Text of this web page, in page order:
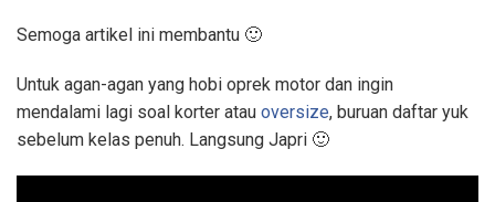
Semoga artikel ini membantu 🙂
Untuk agan-agan yang hobi oprek motor dan ingin
mendalami lagi soal korter atau oversize, buruan daftar yuk
sebelum kelas penuh. Langsung Japri 🙂